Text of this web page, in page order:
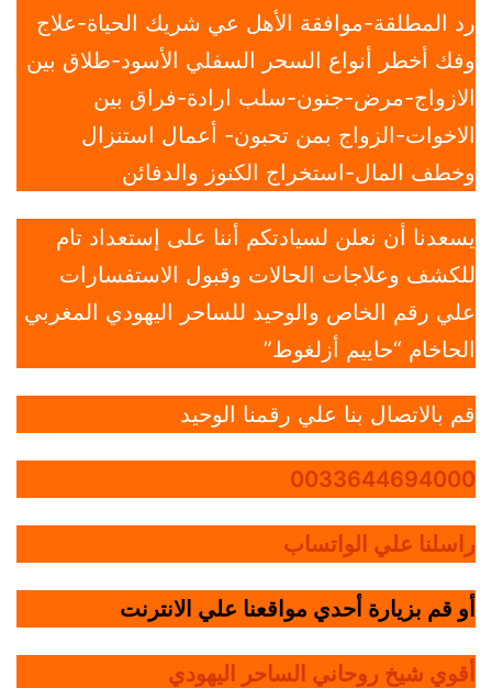
رد المطلقة-موافقة الأهل عي شريك الحياة-علاج
وفك أخطر أنواع السحر السفلي الأسود-طلاق بين
الازواج-مرض-جنون-سلب ارادة-فراق بين
الاخوات-الزواج بمن تحبون- أعمال استنزال
وخطف المال-استخراج الكنوز والدفائن
يسعدنا أن نعلن لسيادتكم أننا على إستعداد تام
للكشف وعلاجات الحالات وقبول الاستفسارات
علي رقم الخاص والوحيد للساحر اليهودي المغربي
الحاخام “حاييم أزلغوط”
قم بالاتصال بنا علي رقمنا الوحيد
0033644694000
راسلنا علي الواتساب
أو قم بزيارة أحدي مواقعنا علي الانترنت
أقوي شيخ روحاني الساحر اليهودي